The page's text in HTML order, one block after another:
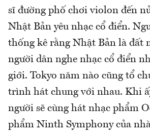
sĩ đường phố chơi violon đến
Nhật Bản yêu nhạc cổ điển.
thống kê rằng Nhật Bản là đất
người dân nghe nhạc cổ điển
giới. Tokyo năm nào cũng tổ
trình hát chung với nhau. Khi
người sẽ cùng hát nhạc phẩm
phẩm Ninth Symphony của